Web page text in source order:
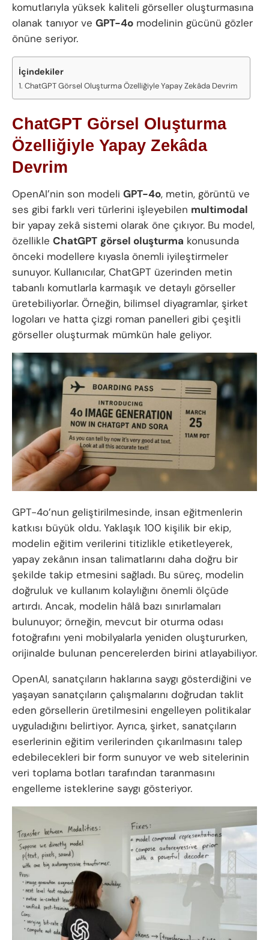
komutlarıyla yüksek kaliteli görseller oluşturmasına
olanak tanıyor ve GPT-4o modelinin gücünü gözler
önüne seriyor.
İçindekiler
ChatGPT Görsel Oluşturma Özelliğiyle Yapay Zekâda Devrim
ChatGPT Görsel Oluşturma
Özelliğiyle Yapay Zekâda
Devrim
OpenAI’nin son modeli GPT-4o, metin, görüntü ve
ses gibi farklı veri türlerini işleyebilen multimodal
bir yapay zekâ sistemi olarak öne çıkıyor. Bu model,
özellikle ChatGPT görsel oluşturma konusunda
önceki modellere kıyasla önemli iyileştirmeler
sunuyor. Kullanıcılar, ChatGPT üzerinden metin
tabanlı komutlarla karmaşık ve detaylı görseller
üretebiliyorlar. Örneğin, bilimsel diyagramlar, şirket
logoları ve hatta çizgi roman panelleri gibi çeşitli
görseller oluşturmak mümkün hale geliyor.
GPT-4o’nun geliştirilmesinde, insan eğitmenlerin
katkısı büyük oldu. Yaklaşık 100 kişilik bir ekip,
modelin eğitim verilerini titizlikle etiketleyerek,
yapay zekânın insan talimatlarını daha doğru bir
şekilde takip etmesini sağladı. Bu süreç, modelin
doğruluk ve kullanım kolaylığını önemli ölçüde
artırdı. Ancak, modelin hâlâ bazı sınırlamaları
bulunuyor; örneğin, mevcut bir oturma odası
fotoğrafını yeni mobilyalarla yeniden oluştururken,
orijinalde bulunan pencerelerden birini atlayabiliyor.
OpenAI, sanatçıların haklarına saygı gösterdiğini ve
yaşayan sanatçıların çalışmalarını doğrudan taklit
eden görsellerin üretilmesini engelleyen politikalar
uyguladığını belirtiyor. Ayrıca, şirket, sanatçıların
eserlerinin eğitim verilerinden çıkarılmasını talep
edebilecekleri bir form sunuyor ve web sitelerinin
veri toplama botları tarafından taranmasını
engelleme isteklerine saygı gösteriyor.